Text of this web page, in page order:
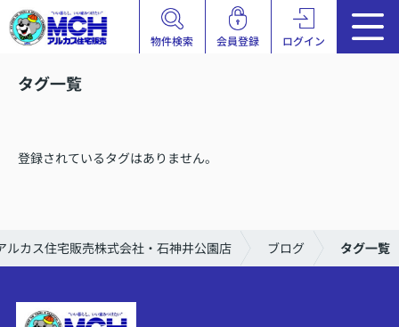
物件検索 会員登録 ログイン
タグ一覧
登録されているタグはありません。
ルカス住宅販売株式会社・石神井公園店 ブログ タグ一覧